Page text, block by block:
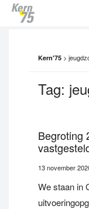
Kern'75 >
Tag:
Begroting
13 november
We staan in